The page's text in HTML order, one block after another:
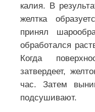
калия. В
желтка
принял
обработался
Когда
затвердеет,
час. Затем
подсушивают.